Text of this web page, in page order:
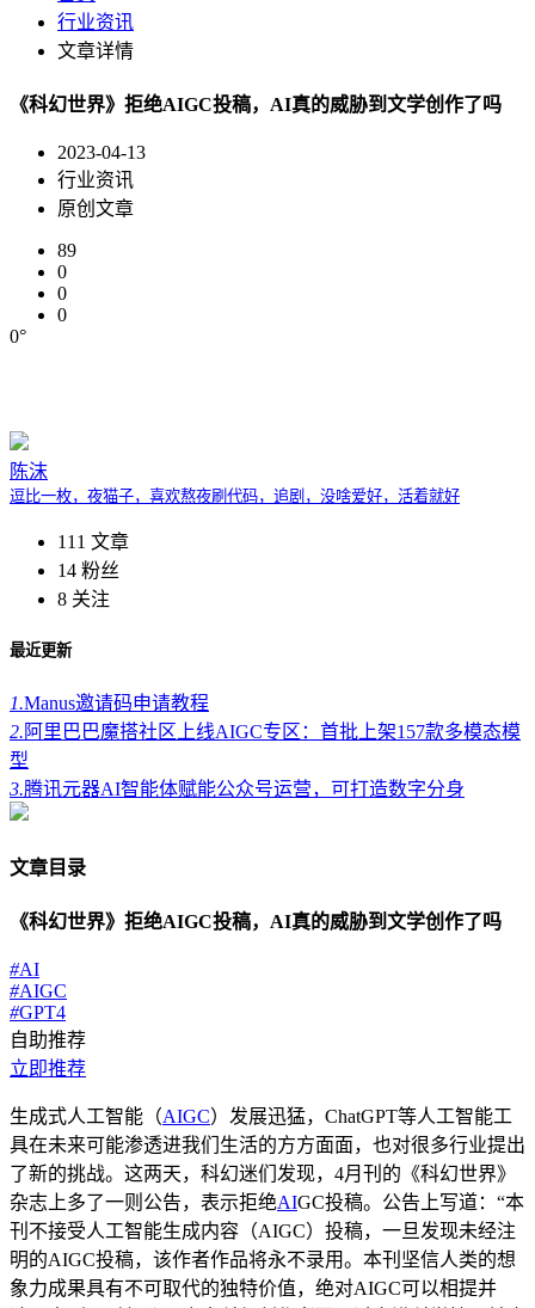
行业资讯
文章详情
《科幻世界》拒绝AIGC投稿，AI真的威胁到文学创作了吗
2023-04-13
行业资讯
原创文章
89
0
0
0
0°
陈沫
逗比一枚，夜猫子，喜欢熬夜刷代码，追剧，没啥爱好，活着就好
111 文章
14 粉丝
8 关注
最近更新
1.Manus邀请码申请教程
2. 阿里巴巴魔搭社区上线AIGC专区：首批上架157款多模态模
型
3.腾讯元器AI智能体赋能公众号运营，可打造数字分身
文章目录
《科幻世界》拒绝AIGC投稿，AI真的威胁到文学创作了吗
#AI
#AIGC
#GPT4
自助推荐
立即推荐
生成式人工智能（AIGC）发展迅猛，ChatGPT等人工智能工
具在未来可能渗透进我们生活的方方面面，也对很多行业提出
了新的挑战。这两天，科幻迷们发现，4月刊的《科幻世界》
杂志上多了一则公告，表示拒绝AIGC投稿。公告上写道： “本
刊不接受人工智能生成内容（AIGC）投稿，一旦发现未经注
明的AIGC投稿，该作者作品将永不录用。本刊坚信人类的想
象力成果具有不可取代的独特价值，绝对AIGC可以相提并